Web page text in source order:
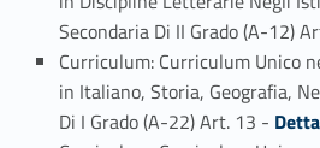
Secondaria Di II Grado (A-12)
Curriculum: Curriculum Unico
in Italiano, Storia, Geografia,
Di I Grado (A-22) Art. 13 - Link identifier #identifier_person_70116-4